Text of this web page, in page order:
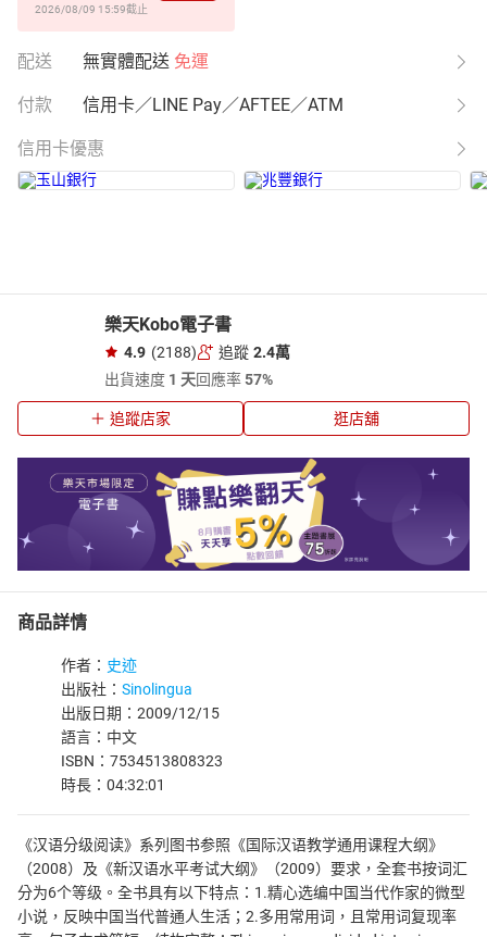
2026/08/09 15:59截止
配送 無實體配送 免運
付款 信用卡／LINE Pay／AFTEE／ATM
信用卡優惠
樂天Kobo電子書
4.9 (2188) 追蹤 2.4萬
出貨速度 1 天回應率57%
追蹤店家 逛店舖
商品詳情
作者： 史迹
出版社： Sinolingua
出版日期：2009/12/15
語言：中文
ISBN：7534513808323
時長：04:32:01
《汉语分级阅读》系列图书参照《国际汉语教学通用课程大纲》
（2008）及《新汉语水平考试大纲》（2009）要求，全套书按词汇
分为6个等级。全书具有以下特点：1.精心选编中国当代作家的微型
小说，反映中国当代普通人生活；2.多用常用词，且常用词复现率